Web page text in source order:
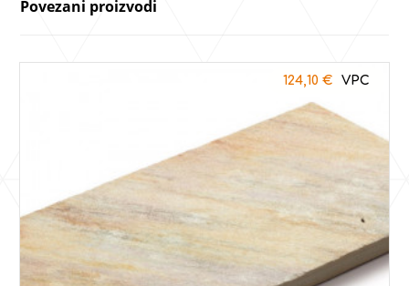
Povezani proizvodi
124,10 €